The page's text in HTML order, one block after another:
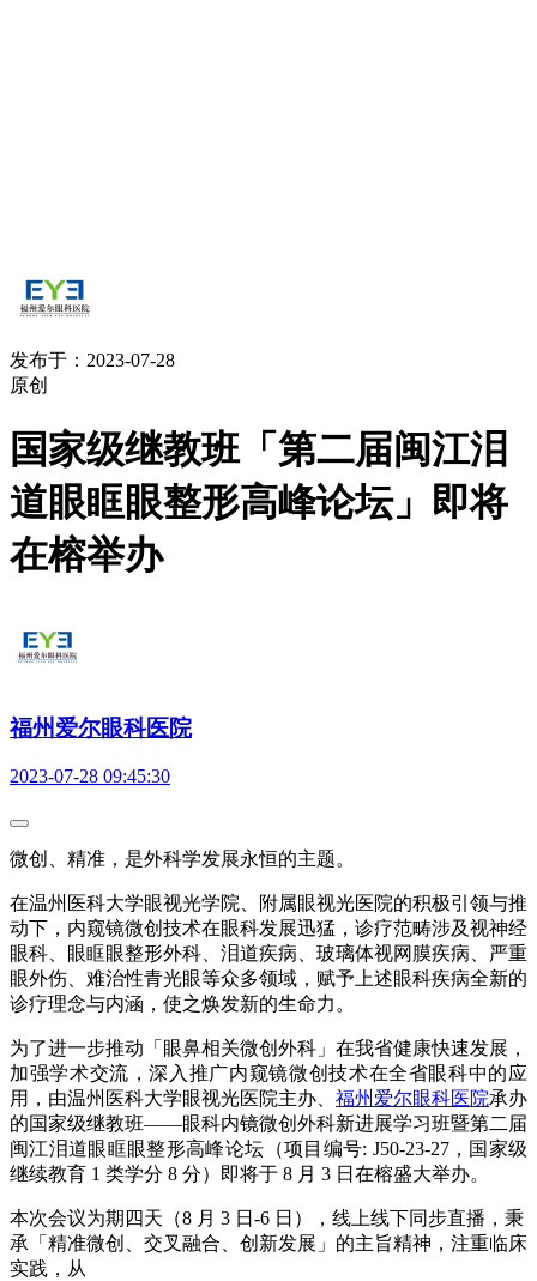
发布于：2023-07-28
原创
国家级继教班「第二届闽江泪
道眼眶眼整形高峰论坛」即将
在榕举办
福州爱尔眼科医院
2023-07-28 09:45:30
微创、精准，是外科学发展永恒的主题。
在温州医科大学眼视光学院、附属眼视光医院的积极引领与推
动下，内窥镜微创技术在眼科发展迅猛，诊疗范畴涉及视神经
眼科、眼眶眼整形外科、泪道疾病、玻璃体视网膜疾病、严重
眼外伤、难治性青光眼等众多领域，赋予上述眼科疾病全新的
诊疗理念与内涵，使之焕发新的生命力。
为了进一步推动「眼鼻相关微创外科」在我省健康快速发展，
加强学术交流，深入推广内窥镜微创技术在全省眼科中的应
用，由温州医科大学眼视光医院主办、 福州爱尔眼科医院承办
的国家级继教班——眼科内镜微创外科新进展学习班暨第二届
闽江泪道眼眶眼整形高峰论坛（项目编号: J50-23-27，国家级
继续教育 1 类学分 8 分）即将于 8 月 3 日在榕盛大举办。
本次会议为期四天（8 月 3 日-6 日），线上线下同步直播，秉
承「精准微创、交叉融合、创新发展」的主旨精神，注重临床
实践，从